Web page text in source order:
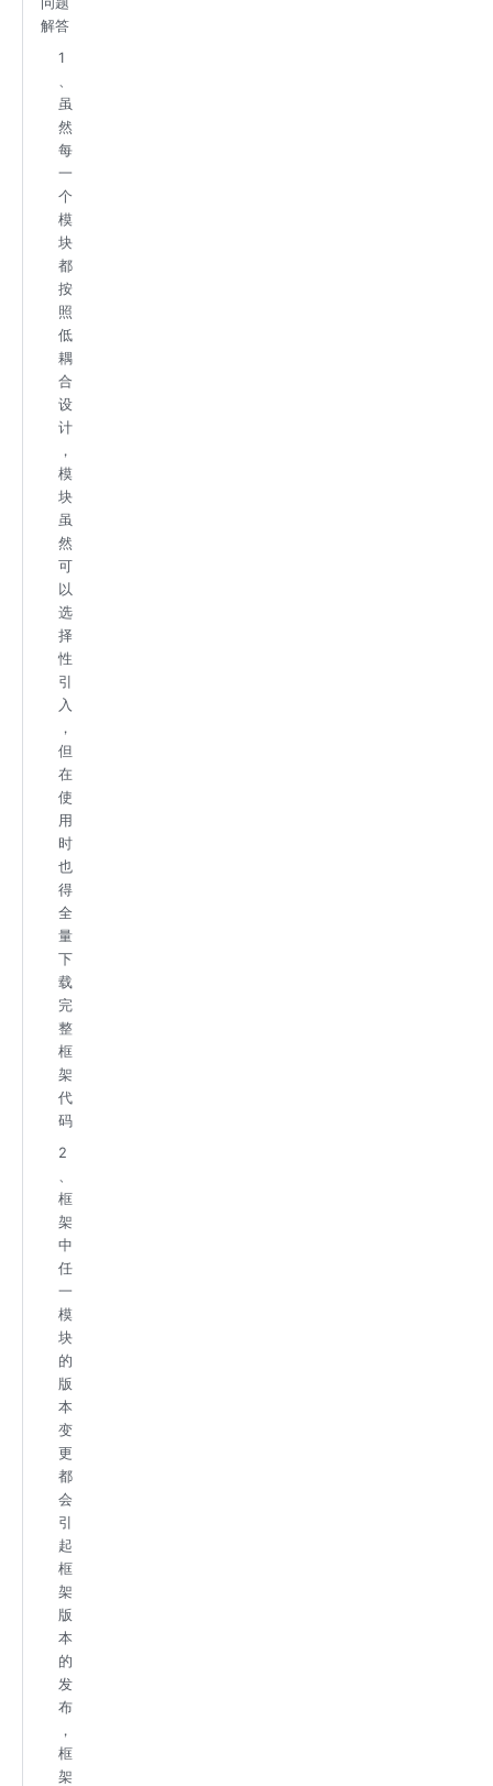
解答
1
虽
然
每
一
个
模
块
都
按
照
低
耦
合
设
计
，
模
块
虽
然
可
以
选
择
性
引
入
，
但
在
使
用
时
也
得
全
量
下
载
完
整
框
架
代
码
2
框
架
中
任
一
模
块
的
版
本
变
更
都
会
引
起
框
架
版
本
的
发
布
，
框
架